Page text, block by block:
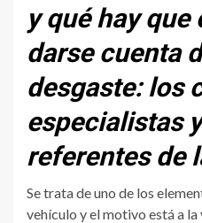
y qué hay
darse cuenta
desgaste: los
especialistas
referentes de
Se trata de uno de los
vehículo y el motivo está a la